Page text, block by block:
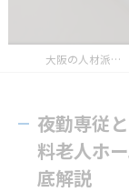
大阪の人材派遣ならジェイグレード合同会社
夜勤専従
料老人ホ
底解説